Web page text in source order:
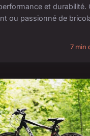
et durabilité.
ou passionné de
7 min